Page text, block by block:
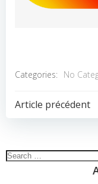
Categories: No
POST
Article précédent
Search